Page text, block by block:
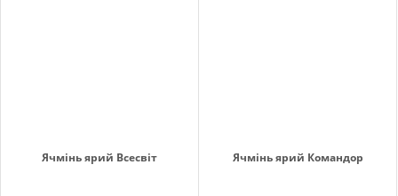
Ячмінь ярий Всесвіт Ячмінь ярий Командор